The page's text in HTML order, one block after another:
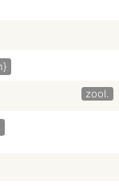
zool.